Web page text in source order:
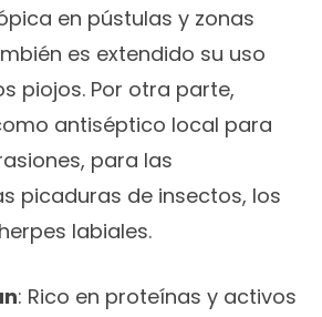
en pústulas y zonas
es extendido su uso
piojos. Por otra parte,
antiséptico local para
para las
picaduras de insectos, los
labiales.
: Rico en proteínas y activos